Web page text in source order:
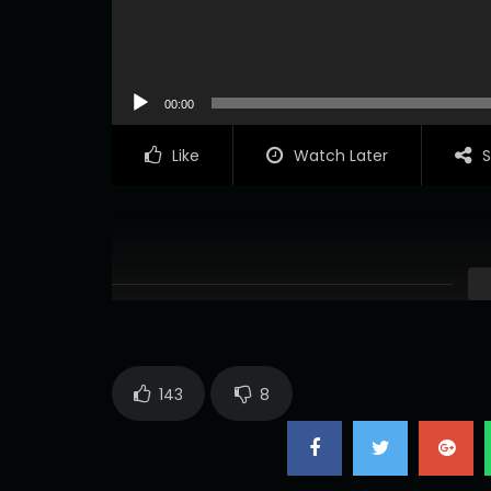
00:00
Like Watch Later
143 8